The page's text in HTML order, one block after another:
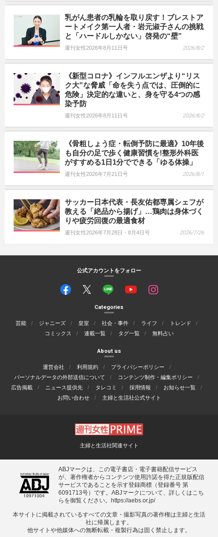
乳がん患者の乳輪を取り戻す！ブレストア
ートメイク第一人者・岩元淑子さんの挑戦
と「ハードルしかない」啓発の“壁”
週刊女性2026年8月11日号 2026/8/2
《新型コロナ》インフルエンザより“リス
ク大”な脅威「命を失う点では、圧倒的に
危険」決定的な違いと、身を守る4つの感
染予防
週刊女性2026年8月11日号 2026/8/2
《骨粗しょう症・転倒予防に最適》10年後
も自分の足で歩く健康習慣を!整形外科医
がすすめる1日1分でできる「ゆる体操」
週刊女性2026年7月21日号 2026/8/1
サッカー日本代表・長友佑都専属シェフが
教える「絶品から揚げ」…鶏肉は身体づく
りや疲労回復の最適食材
週刊女性2026年7月28日・8月4日号 2026/7/26
公式アカウントをフォロー
Categories
芸能 ジャニーズ 皇室 社会・事件 ライフ
トレンド
コミックス
連載一覧 タグ一覧 無料占い
About us
運営会社 利用規約
プライバシーポリシー
パーソナルデータの外部送信について
コンテンツ制作・編集ポリシー
広告掲載
ニュース提供先 タレコミ 採用情報
お知らせ一覧
お問い合わせ
主婦と生活社公式サイト
主婦と生活社関連サイト
ABJマークは、この電子書店・電子書籍配信サービス
が、著作権者からコンテンツ使用許諾を得た正規版配信
サービスであることを示す登録商標（登録番号 第
6091713号）です。ABJマークについて、詳しくはこち
らを御覧ください。
https://aebs.or.jp/
本サイトに掲載されているすべての⽂章・撮影写真の著作権は主婦と⽣活
社に帰属します。
他サイトや他媒体への無断転載・複製⾏為は固く禁⽌します。